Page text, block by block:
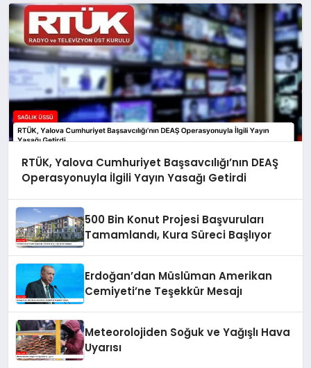
RTÜK, Yalova Cumhuriyet Başsavcılığı’nın DEAŞ
Operasyonuyla İlgili Yayın Yasağı Getirdi
500 Bin Konut Projesi Başvuruları
Tamamlandı, Kura Süreci Başlıyor
Erdoğan’dan Müslüman Amerikan
Cemiyeti’ne Teşekkür Mesajı
Meteorolojiden Soğuk ve Yağışlı Hava
Uyarısı